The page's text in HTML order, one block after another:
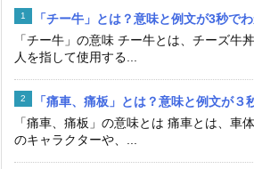
「チー牛」とは？意味と例文が3秒でわ
「チー牛」の意味 チー牛とは、チーズ牛
人を指して使用する...
「痛車、痛板」とは？意味と例文が３
「痛車、痛板」の意味とは 痛車とは、車
のキャラクターや、...